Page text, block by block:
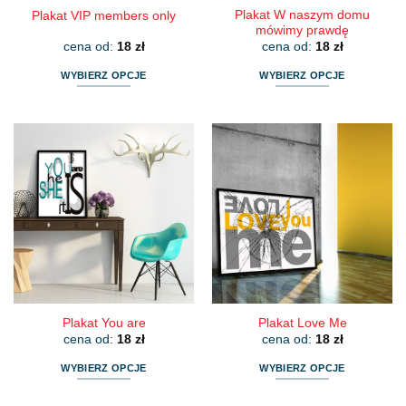
Plakat VIP members only
cena od: 18 zł
WYBIERZ OPCJE
wiele
wariantów.
Opcje
można
wybrać
na
stronie
produktu
Plakat W naszym domu
mówimy prawdę
cena od: 18 zł
WYBIERZ OPCJE
ma
wiele
wariantów.
Opcje
można
wybrać
na
stronie
produktu
Plakat You are
cena od: 18 zł
WYBIERZ OPCJE
Plakat Love Me
cena od: 18 zł
WYBIERZ OPCJE